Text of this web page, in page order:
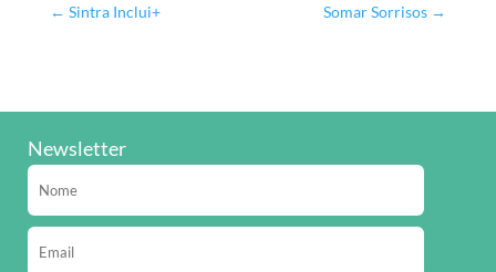
← Sintra Inclui+ Somar Sorrisos →
Newsletter